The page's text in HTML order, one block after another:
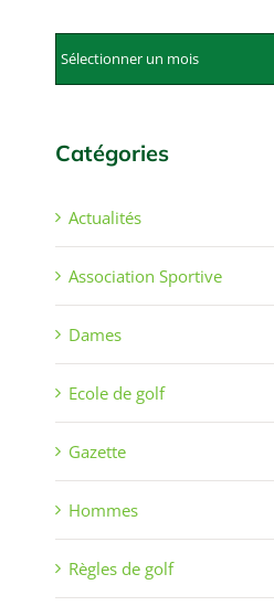
Archives
Catégories
Actualités
Association Sportive
Dames
Ecole de golf
Gazette
Hommes
Règles de golf